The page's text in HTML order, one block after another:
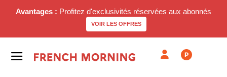
Avantages : Profitez d'exclusivités réservées aux abonnés
VOIR LES OFFRES
P